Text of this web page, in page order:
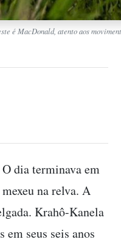
MacDonald, atento aos
dia terminava em
na relva. A
Krahô-Kanela
em seus seis anos